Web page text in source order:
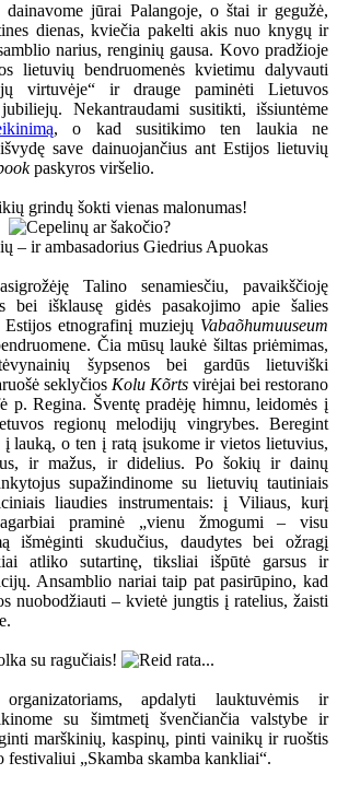
dainavome jūrai Palangoje, o štai ir gegužė,
dienas, kviečia pakelti akis nuo knygų ir
narius, renginių gausa. Kovo pradžioje
lietuvių bendruomenės kvietimu dalyvauti
virtuvėje“ ir drauge paminėti Lietuvos
Nekantraudami susitikti, išsiuntėme
, o kad susitikimo ten laukia ne
save dainuojančius ant Estijos lietuvių
paskyros viršelio.
Talino senamiesčiu, pavaikščioję
bei išklausę gidės pasakojimo apie šalies
etnografinį muziejų Vabaõhumuuseum
Čia mūsų laukė šiltas priėmimas,
šypsenos bei gardūs lietuviški
seklyčios Kolu Kõrts virėjai bei restorano
p. Regina. Šventę pradėję himnu, leidomės į
regionų melodijų vingrybes. Beregint
į lauką, o ten į ratą įsukome ir vietos lietuvius,
ir mažus, ir didelius. Po šokių ir dainų
supažindinome su lietuvių tautiniais
liaudies instrumentais: į Viliaus, kurį
praminė „vienu žmogumi – visu
išmėginti skudučius, daudytes bei ožragį
atliko sutartinę, tiksliai išpūtė garsus ir
Ansamblio nariai taip pat pasirūpino, kad
nuobodžiauti – kvietė jungtis į ratelius, žaisti
apdalyti lauktuvėmis ir
su šimtmetį švenčiančia valstybe ir
marškinių, kaspinų, pinti vainikų ir ruoštis
„Skamba skamba kankliai“.